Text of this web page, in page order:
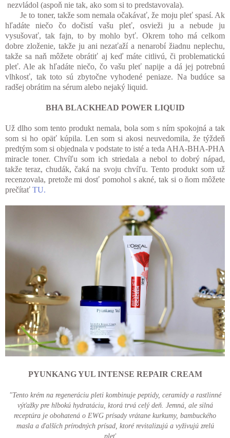
nezvládol (aspoň nie tak, ako som si to predstavovala).
Je to toner, takže som nemala očakávať, že moju pleť spasí. Ak
hľadáte niečo čo dočistí vašu pleť, osvieži ju a nebude ju
vysušovať, tak fajn, to by mohlo byť. Okrem toho má celkom
dobre zloženie, takže ju ani nezaťaží a nenarobí žiadnu neplechu,
takže sa naň môžete obrátiť aj keď máte citlivú, či problematickú
pleť. Ale ak hľadáte niečo, čo vašu pleť napije a dá jej potrebnú
vlhkosť, tak toto sú zbytočne vyhodené peniaze. Na budúce sa
radšej obrátim na sérum alebo nejaký liquid.
BHA BLACKHEAD POWER LIQUID
Už dlho som tento produkt nemala, bola som s ním spokojná a tak
som si ho opäť kúpila. Len som si akosi neuvedomila, že týždeň
predtým som si objednala v podstate to isté a teda AHA-BHA-PHA
miracle toner. Chvíľu som ich striedala a nebol to dobrý nápad,
takže teraz, chudák, čaká na svoju chvíľu. Tento produkt som už
recenzovala, pretože mi dosť pomohol s akné, tak si o ňom môžete
prečítať TU.
PYUNKANG YUL INTENSE REPAIR CREAM
"Tento krém na regeneráciu pleti kombinuje peptidy, ceramidy a rastlinné
výťažky pre hlbokú hydratáciu, ktorá trvá celý deň. Jemná, ale silná
receptúra je obohatená o EWG prísady vrátane kurkumy, bambuckého
masla a ďalších prírodných prísad, ktoré revitalizujú a vyživujú zrelú
pleť.